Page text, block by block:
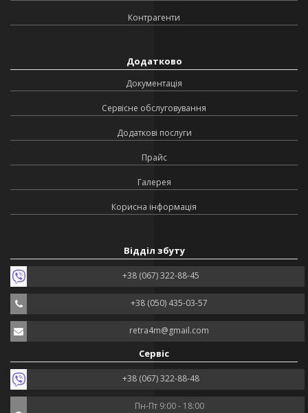
Контрагенти
Додатково
Документація
Сервісне обслуговування
Додаткові послуги
Прайс
Галерея
Корисна інформація
Відділ збуту
+38 (067) 322-88-45
+38 (050) 435-03-57
retra4m@gmail.com
Сервіс
+38 (067) 322-88-48
Пн-Пт 9:00 - 18:00